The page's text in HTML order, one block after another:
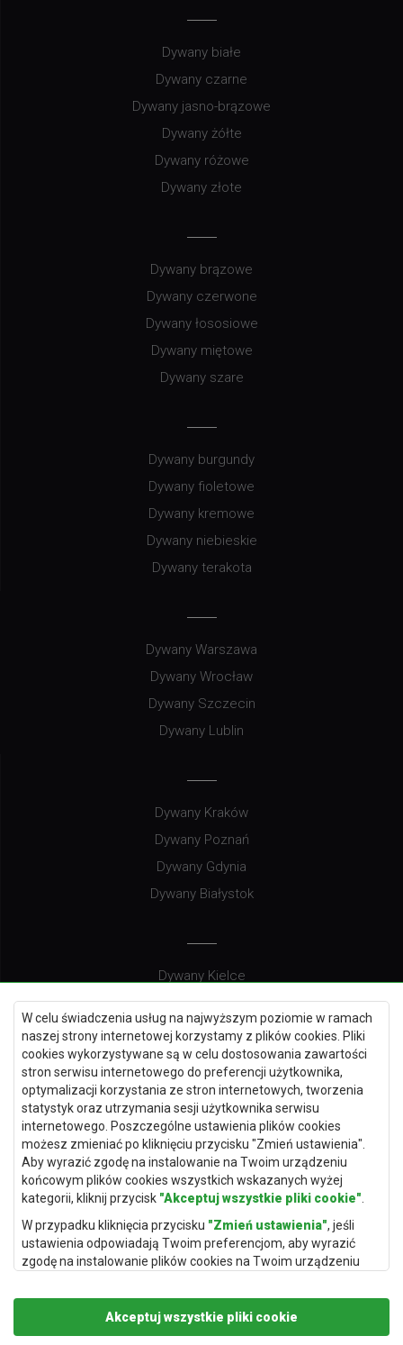
W celu świadczenia usług na najwyższym poziomie w ramach
naszej strony internetowej korzystamy z plików cookies. Pliki
cookies wykorzystywane są w celu dostosowania zawartości
stron serwisu internetowego do preferencji użytkownika,
optymalizacji korzystania ze stron internetowych, tworzenia
statystyk oraz utrzymania sesji użytkownika serwisu
internetowego. Poszczególne ustawienia plików cookies
możesz zmieniać po kliknięciu przycisku "Zmień ustawienia".
Aby wyrazić zgodę na instalowanie na Twoim urządzeniu
końcowym plików cookies wszystkich wskazanych wyżej
kategorii, kliknij przycisk "Akceptuj wszystkie pliki cookie"
W przypadku kliknięcia przycisku "Zmień ustawienia", jeśli
ustawienia odpowiadają Twoim preferencjom, aby wyrazić
zgodę na instalowanie plików cookies na Twoim urządzeniu
"Zapisz i zaakceptuj".
Podstawą przetwarzania danych osobowych, w zakresie w
Akceptuj wszystkie pliki cookie
Dywany białe
Dywany czarne
Dywany jasno-brązowe
Dywany żółte
Dywany różowe
Dywany złote
Dywany brązowe
Dywany czerwone
Dywany łososiowe
Dywany miętowe
Dywany szare
Dywany burgundy
Dywany fioletowe
Dywany kremowe
Dywany niebieskie
Dywany terakota
Dywany Warszawa
Dywany Wrocław
Dywany Szczecin
Dywany Lublin
Dywany Kraków
Dywany Poznań
Dywany Gdynia
Dywany Białystok
Dywany Kielce
Dywany Gdańsk
Dywany Toruń
Dywany Bydgoszcz
Dywany Łódź
Dywany Katowice
Dywany Rzeszów
Dywany Częstochowa